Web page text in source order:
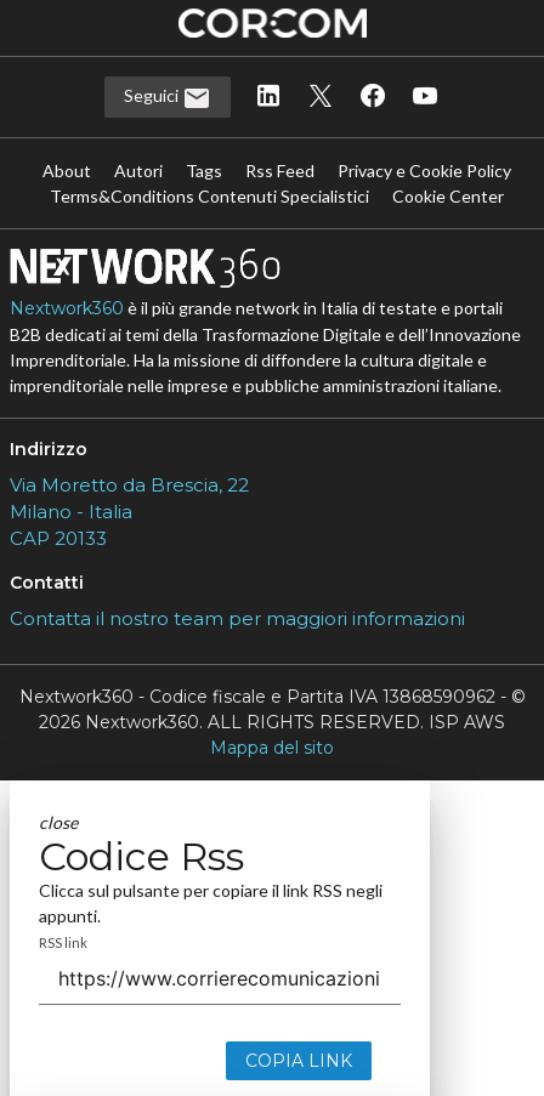
Seguici
About Autori Tags Rss Feed
Privacy e Cookie Policy
Terms&Conditions Contenuti Specialistici
Cookie Center
Nextwork360 è il più grande network in Italia di testate e portali
B2B dedicati ai temi della Trasformazione Digitale e dell’Innovazione
Imprenditoriale. Ha la missione di diffondere la cultura digitale e
imprenditoriale nelle imprese e pubbliche amministrazioni italiane.
Indirizzo
Via Moretto da Brescia, 22
Milano - Italia
CAP 20133
Contatti
Contatta il nostro team per maggiori informazioni
Nextwork360 - Codice fiscale e Partita IVA 13868590962 - ©
2026 Nextwork360. ALL RIGHTS RESERVED. ISP AWS
Mappa del sito
close
Codice Rss
Clicca sul pulsante per copiare il link RSS negli
appunti.
RSS link
COPIA LINK